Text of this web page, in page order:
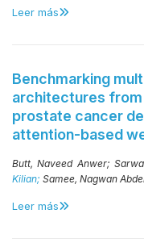
Leer más
Benchmarking
architectures
prostate cancer
attention-based
Butt, Naveed Anwer;
Kilian; Samee, Nagwan
Leer más